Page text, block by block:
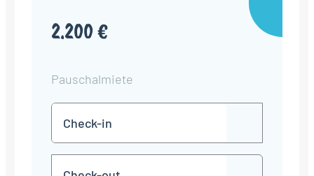
2.200 €
Pauschalmiete
in
TT
Punkt
MM